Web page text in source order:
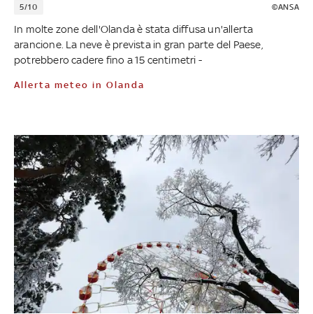
5/10 ©ANSA
In molte zone dell'Olanda è stata diffusa un'allerta
arancione. La neve è prevista in gran parte del Paese,
potrebbero cadere fino a 15 centimetri -
Allerta meteo in Olanda